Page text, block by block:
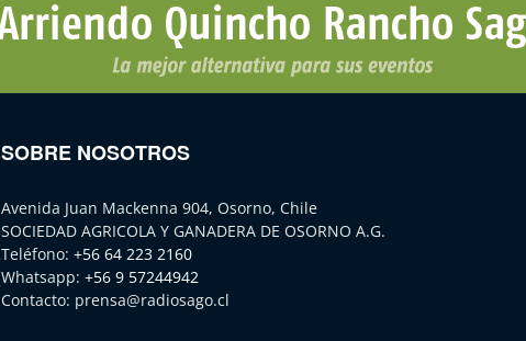
SOBRE NOSOTROS
Avenida Juan Mackenna 904, Osorno, Chile
SOCIEDAD AGRICOLA Y GANADERA DE OSORNO A.G.
Teléfono: +56 64 223 2160
Whatsapp: +56 9 57244942
Contacto: prensa@radiosago.cl